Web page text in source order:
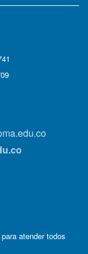
atender todos